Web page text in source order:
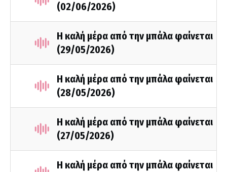
(02/06/2026)
Η καλή μέρα από την μπάλα φαίνεται
(29/05/2026)
Η καλή μέρα από την μπάλα φαίνεται
(28/05/2026)
Η καλή μέρα από την μπάλα φαίνεται
(27/05/2026)
Η καλή μέρα από την μπάλα φαίνεται